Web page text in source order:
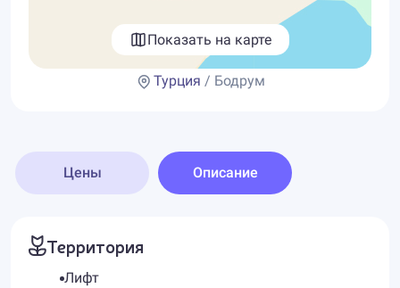
Показать на карте
Турция / Бодрум
Цены Описание
Территория
Лифт